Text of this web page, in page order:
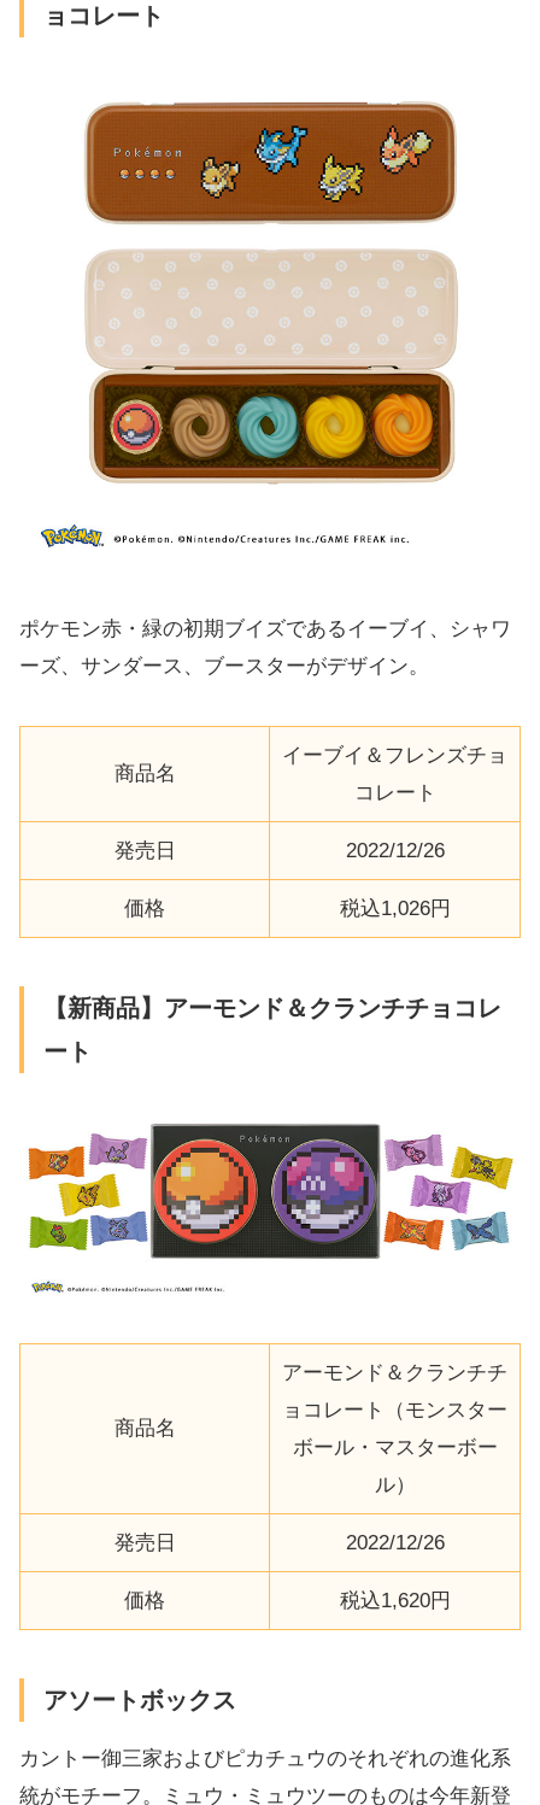
ョコレート
ポケモン赤・緑の初期ブイズであるイーブイ、シャワ
ーズ、サンダース、ブースターがデザイン。
商品名
イーブイ＆フレンズチョ
コレート
発売日 2022/12/26
価格 税込1,026円
【新商品】アーモンド＆クランチチョコレ
ート
商品名
アーモンド＆クランチチ
ョコレート（モンスター
ボール・マスターボー
ル）
発売日 2022/12/26
価格 税込1,620円
アソートボックス
カントー御三家およびピカチュウのそれぞれの進化系
統がモチーフ。ミュウ・ミュウツーのものは今年新登